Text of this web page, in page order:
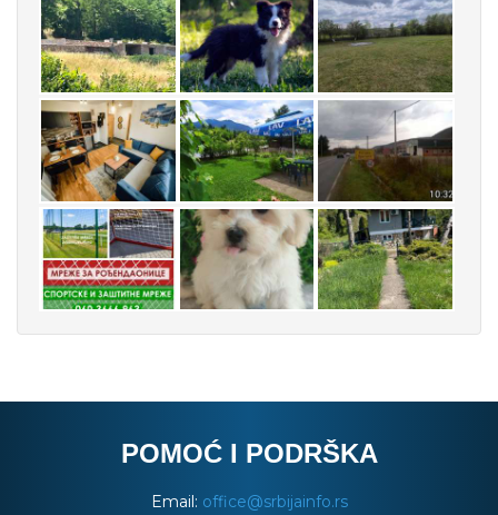
POMOĆ I PODRŠKA
Email: office@srbijainfo.rs